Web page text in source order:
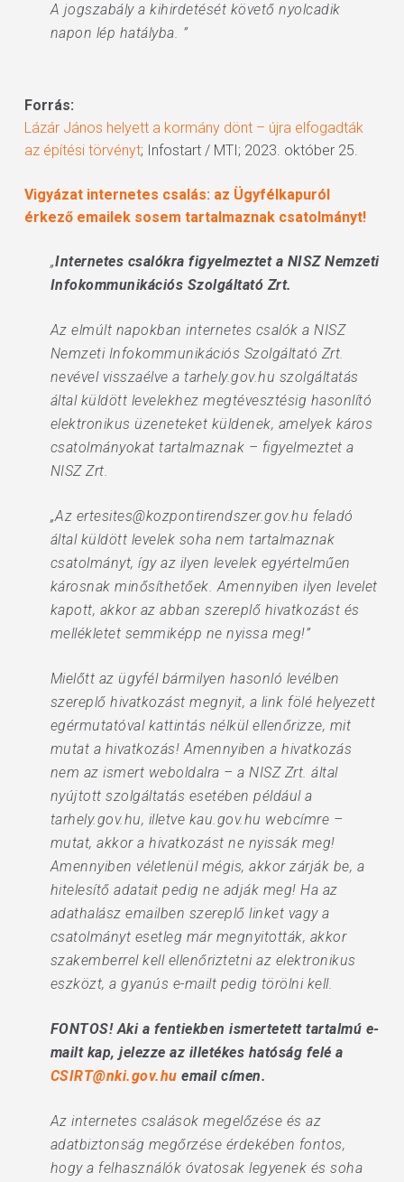
A jogszabály a kihirdetését követő nyolcadik
napon lép hatályba. ”
Forrás:
Lázár János helyett a kormány dönt – újra elfogadták
az építési törvényt; Infostart / MTI; 2023. október 25.
Vigyázat internetes csalás: az Ügyfélkapuról
érkező emailek sosem tartalmaznak csatolmányt!
„Internetes csalókra figyelmeztet a NISZ Nemzeti
Infokommunikációs Szolgáltató Zrt.
Az elmúlt napokban internetes csalók a NISZ
Nemzeti Infokommunikációs Szolgáltató Zrt.
nevével visszaélve a tarhely.gov.hu szolgáltatás
által küldött levelekhez megtévesztésig hasonlító
elektronikus üzeneteket küldenek, amelyek káros
csatolmányokat tartalmaznak – figyelmeztet a
NISZ Zrt.
„Az ertesites@kozpontirendszer.gov.hu feladó
által küldött levelek soha nem tartalmaznak
csatolmányt, így az ilyen levelek egyértelműen
károsnak minősíthetőek. Amennyiben ilyen levelet
kapott, akkor az abban szereplő hivatkozást és
mellékletet semmiképp ne nyissa meg!”
Mielőtt az ügyfél bármilyen hasonló levélben
szereplő hivatkozást megnyit, a link fölé helyezett
egérmutatóval kattintás nélkül ellenőrizze, mit
mutat a hivatkozás! Amennyiben a hivatkozás
nem az ismert weboldalra – a NISZ Zrt. által
nyújtott szolgáltatás esetében például a
tarhely.gov.hu, illetve kau.gov.hu webcímre –
mutat, akkor a hivatkozást ne nyissák meg!
Amennyiben véletlenül mégis, akkor zárják be, a
hitelesítő adatait pedig ne adják meg! Ha az
adathalász emailben szereplő linket vagy a
csatolmányt esetleg már megnyitották, akkor
szakemberrel kell ellenőriztetni az elektronikus
eszközt, a gyanús e-mailt pedig törölni kell.
FONTOS! Aki a fentiekben ismertetett tartalmú e-
mailt kap, jelezze az illetékes hatóság felé a
CSIRT@nki.gov.hu email címen.
Az internetes csalások megelőzése és az
adatbiztonság megőrzése érdekében fontos,
hogy a felhasználók óvatosak legyenek és soha